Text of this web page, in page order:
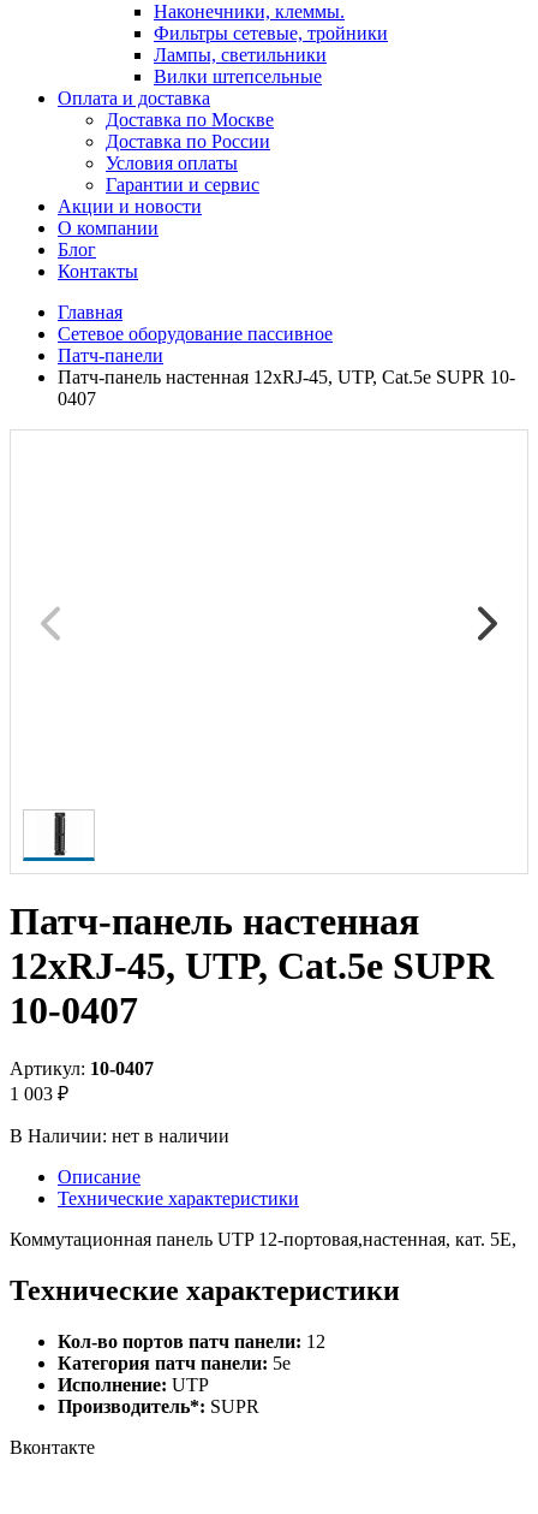
Наконечники, клеммы.
Фильтры сетевые, тройники
Лампы, светильники
Вилки штепсельные
Оплата и доставка
Доставка по Москве
Доставка по России
Условия оплаты
Гарантии и сервис
Акции и новости
О компании
Блог
Контакты
Главная
Сетевое оборудование пассивное
Патч-панели
Патч-панель настенная 12хRJ-45, UTP, Cat.5e SUPR 10-
0407
Патч-панель настенная
12хRJ-45, UTP, Cat.5e SUPR
10-0407
Артикул: 10-0407
1 003 ₽
В Наличии: нет в наличии
Описание
Технические характеристики
Коммутационная панель UTP 12-портовая,настенная, кат. 5Е,
Технические характеристики
Кол-во портов патч панели: 12
Категория патч панели: 5e
Исполнение: UTP
Производитель*: SUPR
Вконтакте